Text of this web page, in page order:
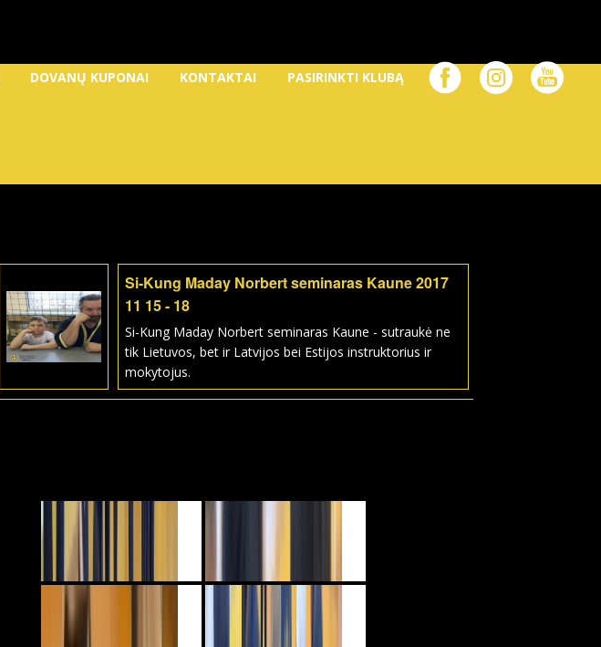
DOVANŲ KUPONAI KONTAKTAI PASIRINKTI KLUBĄ
Si-Kung Maday Norbert seminaras Kaune 2017
11 15 - 18
Si-Kung Maday Norbert seminaras Kaune - sutraukė ne
tik Lietuvos, bet ir Latvijos bei Estijos instruktorius ir
mokytojus.